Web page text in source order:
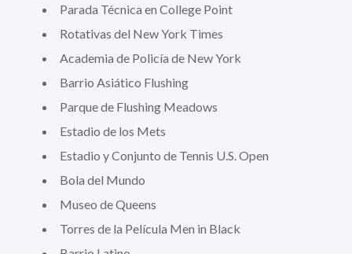
Parada Técnica en College Point
Rotativas del New York Times
Academia de Policía de New York
Barrio Asiático Flushing
Parque de Flushing Meadows
Estadio de los Mets
Estadio y Conjunto de Tennis U.S. Open
Bola del Mundo
Museo de Queens
Torres de la Película Men in Black